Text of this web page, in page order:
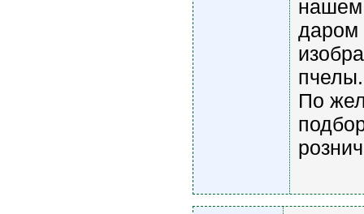
нашем
даром
пчелы.
По